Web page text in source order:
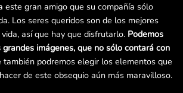
este gran amigo que su compañía sólo
Los seres queridos son de los mejores
así que hay que disfrutarlo. Podemos
imágenes, que no sólo contará con
también podremos elegir los elementos que
de este obsequio aún más maravilloso.